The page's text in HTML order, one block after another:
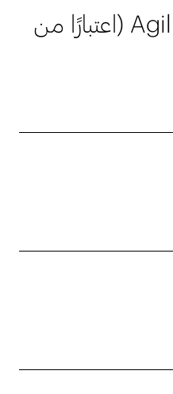
إجمالي الأثر مع دعم Agility (اعتبارًا من